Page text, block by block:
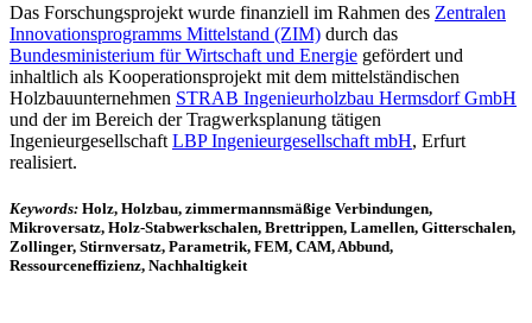
Das Forschungsprojekt wurde finanziell im Rahmen des Zentralen
Innovationsprogramms Mittelstand (ZIM) durch das
Bundesministerium für Wirtschaft und Energie gefördert und
inhaltlich als Kooperationsprojekt mit dem mittelständischen
Holzbauunternehmen STRAB Ingenieurholzbau Hermsdorf GmbH
und der im Bereich der Tragwerksplanung tätigen
Ingenieurgesellschaft LBP Ingenieurgesellschaft mbH, Erfurt
realisiert.
Keywords: Holz, Holzbau, zimmermannsmäßige Verbindungen,
Mikroversatz, Holz-Stabwerkschalen, Brettrippen, Lamellen, Gitterschalen,
Zollinger, Stirnversatz, Parametrik, FEM, CAM, Abbund,
Ressourceneffizienz, Nachhaltigkeit